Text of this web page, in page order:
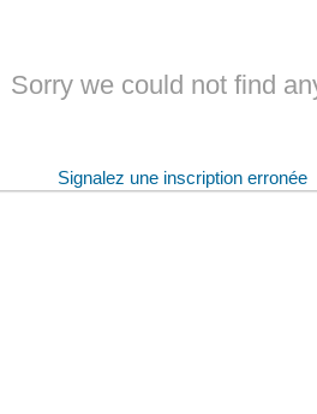
Sorry we could not find
Signalez une inscription erronée